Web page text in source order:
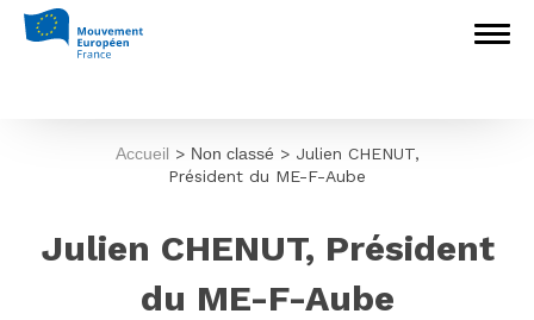
Accueil > Non classé > Julien CHENUT,
Président du ME-F-Aube
Julien CHENUT, Président
du ME-F-Aube